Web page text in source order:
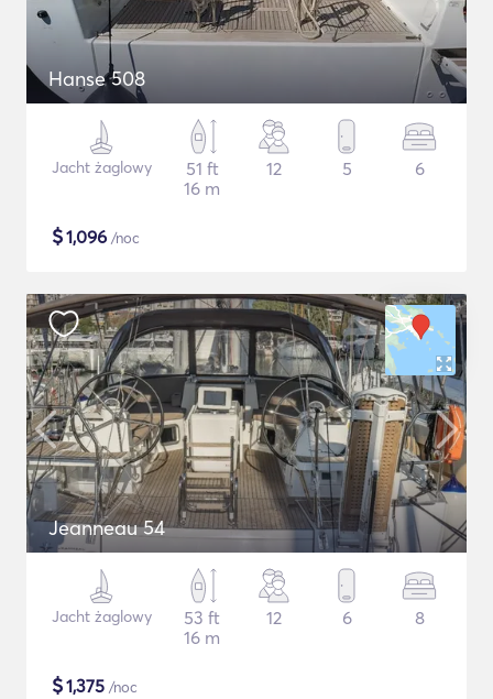
Hanse 508
Jacht żaglowy
51 ft
16 m
12 5 6
$1,096 /noc
Jeanneau 54
Jacht żaglowy
53 ft
16 m
12 6 8
$1,375 /noc